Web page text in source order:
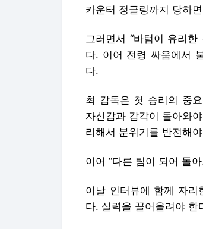
카운터 정글링까지 당하
그러면서 “바텀이 유리
다. 이어 전령 싸움에서
다.
최 감독은 첫 승리의 중
자신감과 감각이 돌아와
리해서 분위기를 반전해
이어 “다른 팀이 되어 돌
이날 인터뷰에 함께 자리
다. 실력을 끌어올려야 한